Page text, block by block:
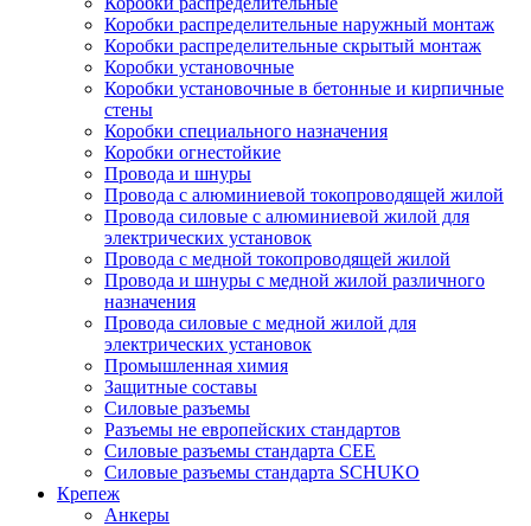
Коробки распределительные наружный монтаж
Коробки распределительные скрытый монтаж
Коробки установочные
Коробки установочные в бетонные и кирпичные
стены
Коробки специального назначения
Коробки огнестойкие
Провода и шнуры
Провода с алюминиевой токопроводящей жилой
Провода силовые с алюминиевой жилой для
электрических установок
Провода с медной токопроводящей жилой
Провода и шнуры с медной жилой различного
назначения
Провода силовые с медной жилой для
электрических установок
Промышленная химия
Защитные составы
Силовые разъемы
Разъемы не европейских стандартов
Силовые разъемы стандарта CEE
Силовые разъемы стандарта SCHUKO
Крепеж
Анкеры